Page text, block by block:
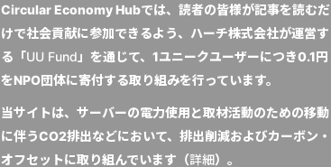
Circular Economy Hubでは、読者の皆様が記事を読むだ
けで社会貢献に参加できるよう、ハーチ株式会社が運営す
る「UU Fund」を通じて、1ユニークユーザーにつき0.1円
をNPO団体に寄付する取り組みを行っています。
当サイトは、サーバーの電力使用と取材活動のための移動
に伴うCO2排出などにおいて、排出削減およびカーボン・
オフセットに取り組んでいます（詳細）。